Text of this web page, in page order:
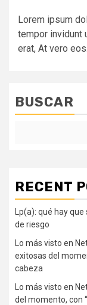
Lorem ipsum
tempor invidunt
erat, At vero
BUSCAR
RECENT
Lp(a): qué hay
de riesgo
Lo más visto en
exitosas del
cabeza
Lo más visto en
del momento, con